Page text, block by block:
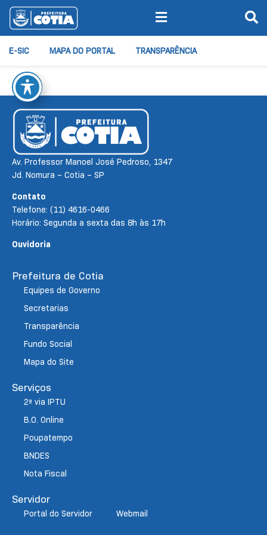
E-SIC MAPA DO PORTAL TRANSPARÊNCIA
Av. Professor Manoel José Pedroso, 1347
Jd. Nomura – Cotia – SP
Contato
Telefone: (11) 4616-0466
Horário: Segunda a sexta das 8h às 17h
Ouvidoria
Prefeitura de Cotia
Equipes de Governo
Secretarias
Transparência
Fundo Social
Mapa do Site
Serviços
2ª via IPTU
B.O. Online
Poupatempo
BNDES
Nota Fiscal
Servidor
Portal do Servidor Webmail